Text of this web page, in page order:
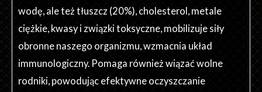
wodę, ale też tłuszcz (20%), cholesterol, metale
ciężkie, kwasy i związki toksyczne, mobilizuje siły
obronne naszego organizmu, wzmacnia układ
immunologiczny. Pomaga również wiązać wolne
rodniki, powodując efektywne oczyszczanie